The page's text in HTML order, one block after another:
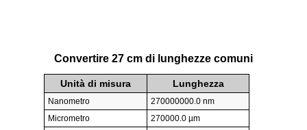
Convertire 27 cm di lunghezze comuni
Unità di misura Lunghezza
Nanometro
270000000.0 nm
Micrometro
270000.0 µm